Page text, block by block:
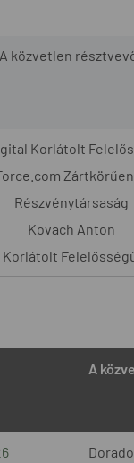
A közvetlen
Korlátolt
Részvénytársaság
Kovach Anton
A